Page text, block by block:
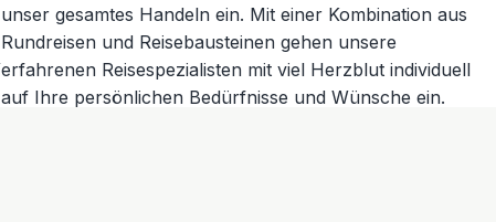
unser gesamtes Handeln ein. Mit einer Kombination aus
Rundreisen und Reisebausteinen gehen unsere
erfahrenen Reisespezialisten mit viel Herzblut individuell
auf Ihre persönlichen Bedürfnisse und Wünsche ein.